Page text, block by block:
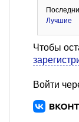
Лучшие
Чтобы
Войти